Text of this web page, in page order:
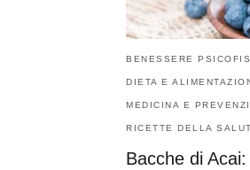
BENESSERE
DIETA E
MEDICINA E
RICETTE DELLA
Bacche di